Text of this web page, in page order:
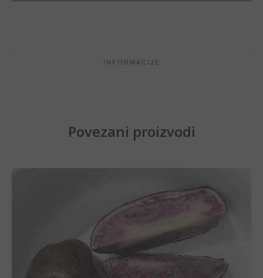
INFORMACIJE
Povezani proizvodi